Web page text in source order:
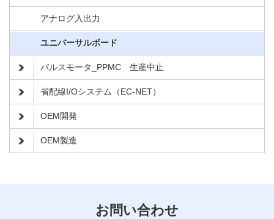
アナログ入出力
ユニバーサルボード
パルスモータ_PPMC 生産中止
省配線I/Oシステム（EC-NET）
OEM開発
OEM製造
お問い合わせ